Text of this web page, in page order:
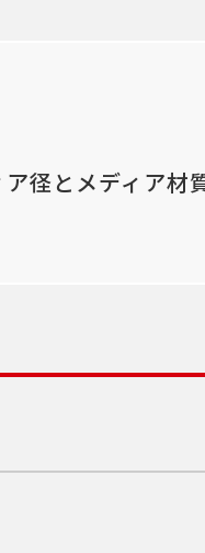
径とメディア材